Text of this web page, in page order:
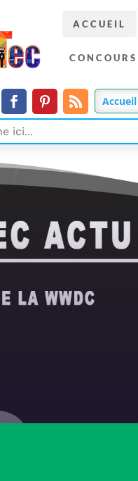
ACCUEIL
Accueil